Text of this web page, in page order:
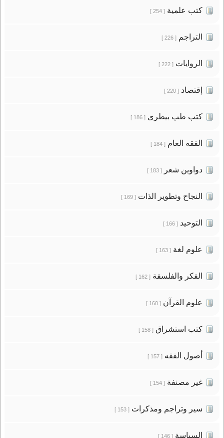
كتب علمية[ 254 ]
التراجم[ 226 ]
الروايات[ 222 ]
إقتصاد[ 220 ]
كتب طب بيطرى[ 186 ]
الفقه العام[ 184 ]
دواوين شعر[ 183 ]
النجاح وتطوير الذات[ 169 ]
التوحيد[ 166 ]
علوم لغة[ 163 ]
الفكر والفلسفة[ 162 ]
علوم القرآن[ 160 ]
كتب استشراق[ 158 ]
أصول الفقه[ 157 ]
غير مصنفة[ 154 ]
سير وتراجم ومذكرات[ 153 ]
السياسة[ 146 ]